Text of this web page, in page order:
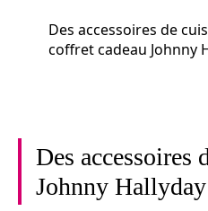
Des accessoires de
coffret cadeau Johnny
Des accessoires
Johnny Hallyday